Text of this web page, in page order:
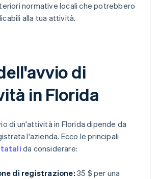
normative locali che potrebbero
alla tua attività.
di
in Florida
di un'attività in Florida dipende da
l'azienda. Ecco le principali
da considerare:
di registrazione: 35 $ per una